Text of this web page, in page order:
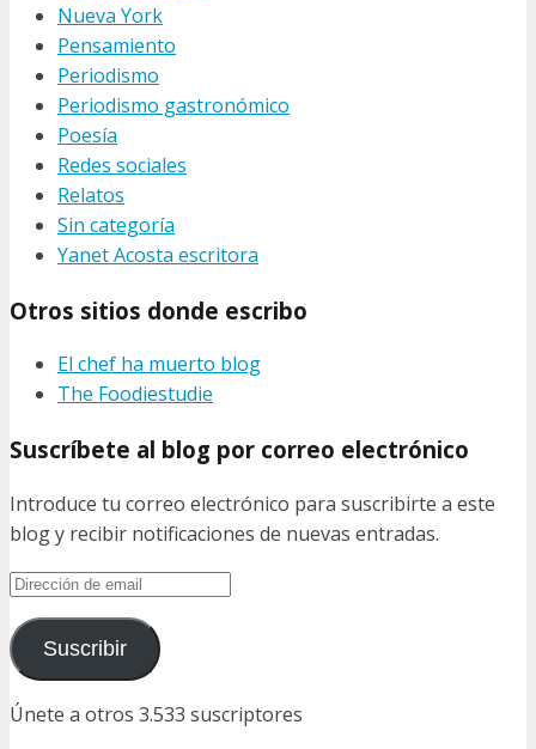
Nueva York
Pensamiento
Periodismo
Periodismo gastronómico
Poesía
Redes sociales
Relatos
Sin categoría
Yanet Acosta escritora
Otros sitios donde escribo
El chef ha muerto blog
The Foodiestudie
Suscríbete al blog por correo electrónico
Introduce tu correo electrónico para suscribirte a este
blog y recibir notificaciones de nuevas entradas.
Dirección
emailSuscribir
Únete a otros 3.533 suscriptores